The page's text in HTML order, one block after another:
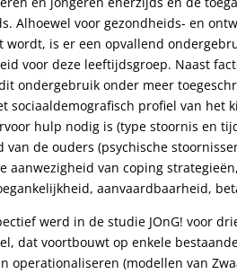
Alhoewel voor gezondheids- en
wordt, is er een opvallend
voor deze leeftijdsgroep. Naast
ondergebruik onder meer
sociaaldemografisch profiel van het
hulp nodig is (type stoornis en
van de ouders (psychische
aanwezigheid van coping
aanvaardbaarheid,
werd in de studie JOnG! voor
dat voortbouwt op enkele
operationaliseren (modellen van